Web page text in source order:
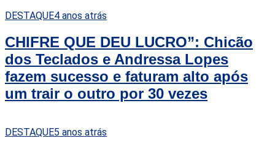
DESTAQUE4 anos atrás
CHIFRE QUE DEU LUCRO”: Chicão
dos Teclados e Andressa Lopes
fazem sucesso e faturam alto após
um trair o outro por 30 vezes
DESTAQUE5 anos atrás